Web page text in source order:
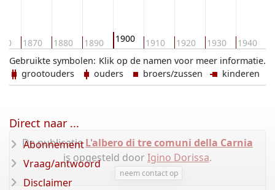
1870 1880 1890 1900 1910 1920 1930 1940
Klik op de namen voor meer informatie.
Gebruikte symbolen:
grootouders
ouders broers/zussen kinderen
De publicatieL'albero di tre comuni della Carnia
is opgesteld doorIgino Dorissa.
neem contact op
Direct naar ...
Abonnement
Vraag/antwoord
Disclaimer